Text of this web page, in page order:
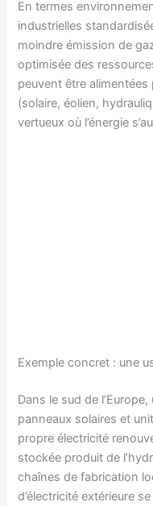
En termes
industrielles
moindre émission de
optimisée des
peuvent être
(solaire, éolien,
vertueux où l’énergie
Exemple concret : une
Dans le sud de
panneaux solaires et
propre électricité
stockée produit de
chaînes de fabrication
d’électricité extérieure